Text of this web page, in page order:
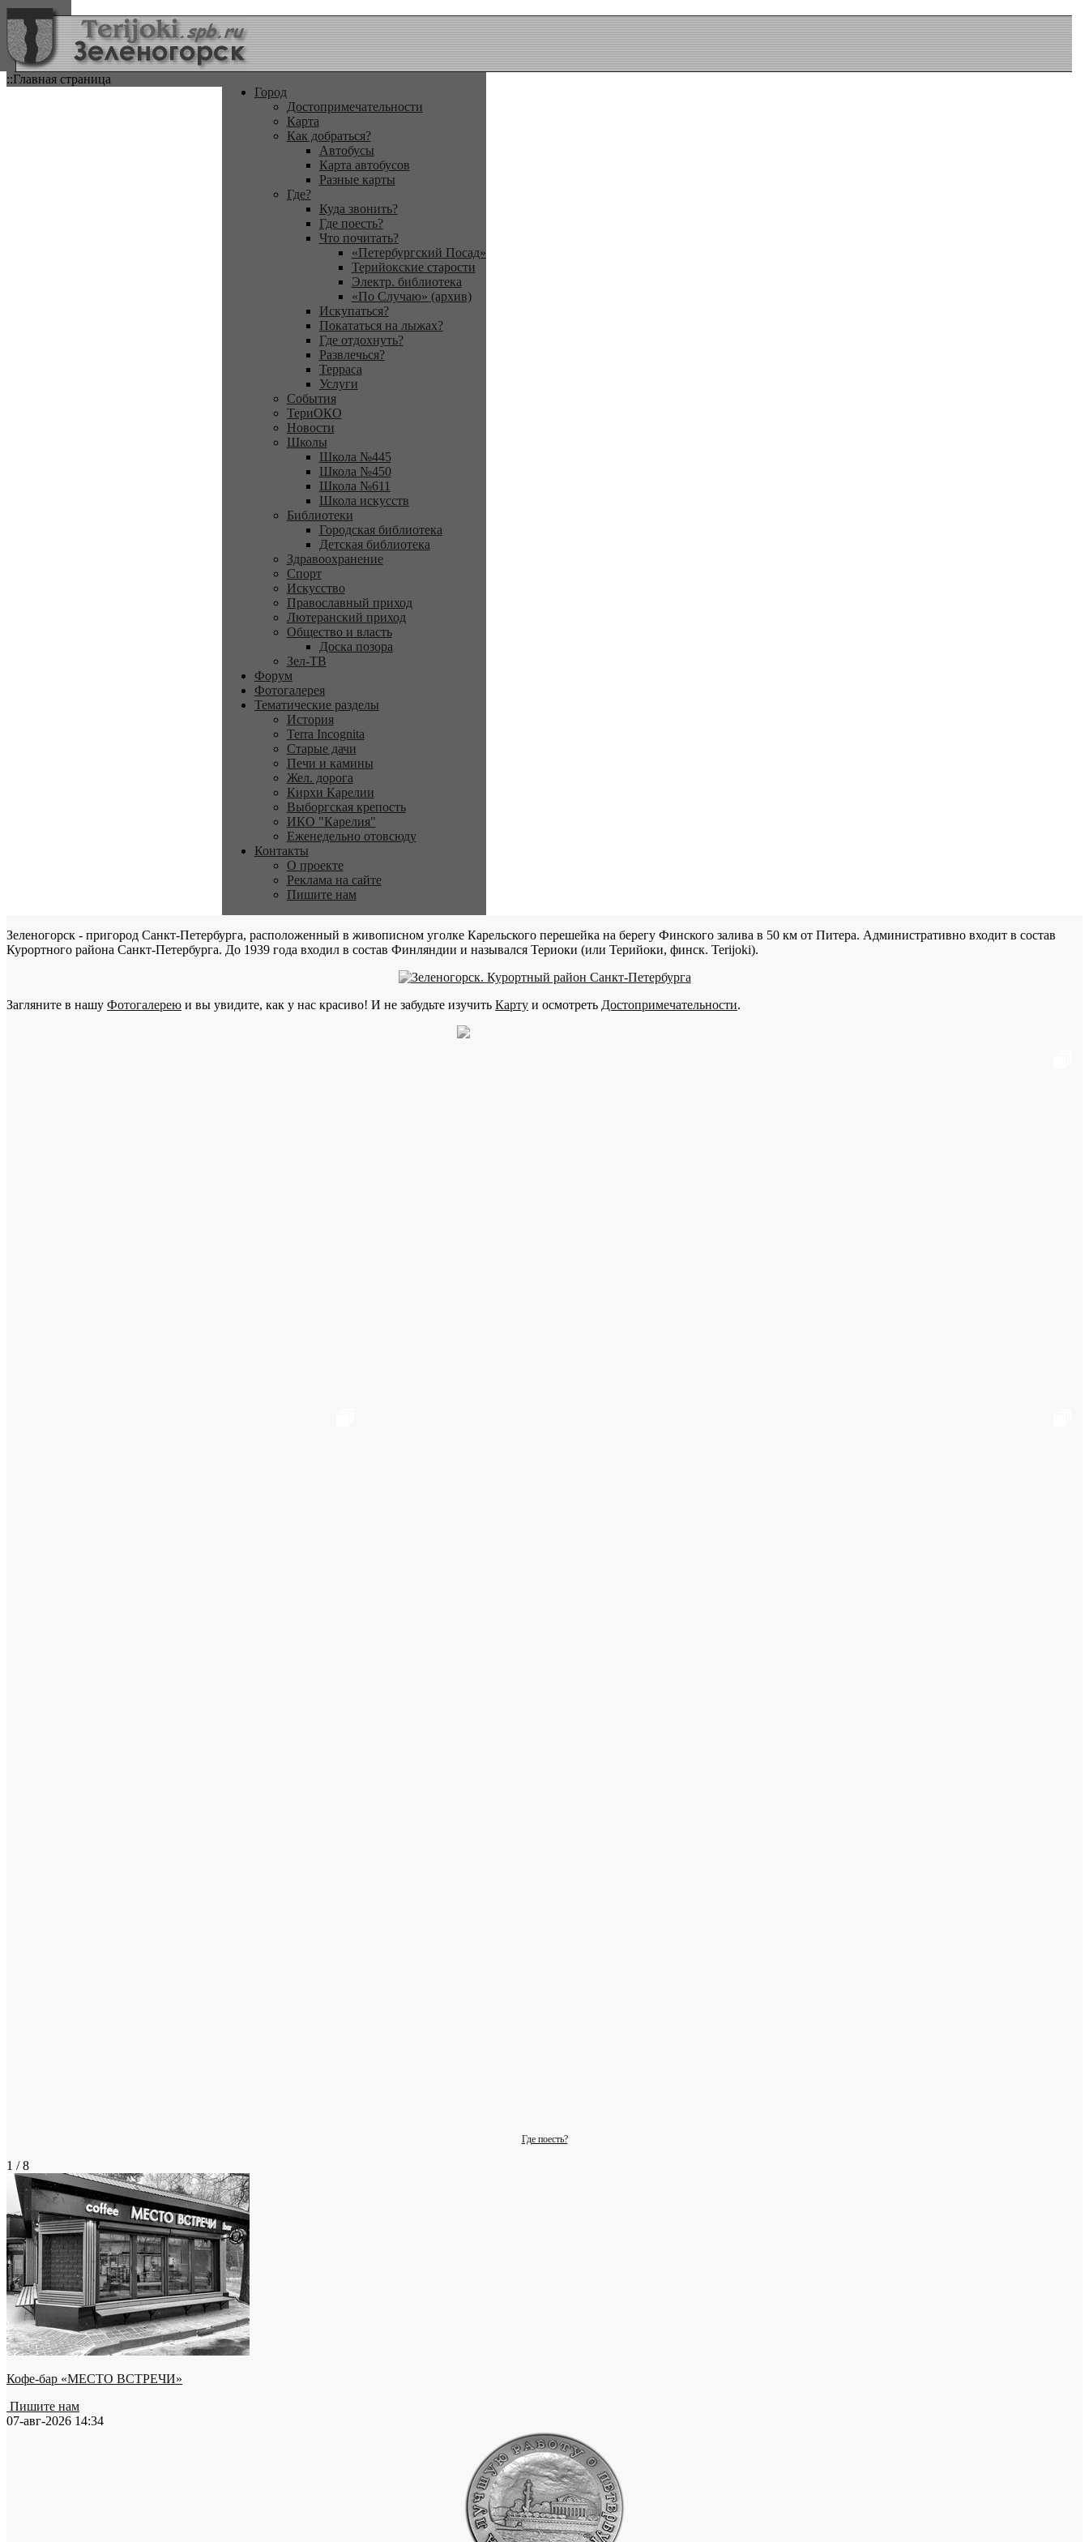
::Главная страница
Город
Достопримечательности
Карта
Как добраться?
Автобусы
Карта автобусов
Разные карты
Где?
Куда звонить?
Где поесть?
Что почитать?
«Петербургский Посад»
Терийокские старости
Электр. библиотека
«По Случаю» (архив)
Искупаться?
Покататься на лыжах?
Где отдохнуть?
Развлечься?
Терраса
Услуги
События
ТериОКО
Новости
Школы
Школа №445
Школа №450
Школа №611
Школа искусств
Библиотеки
Городская библиотека
Детская библиотека
Здравоохранение
Спорт
Искусство
Православный приход
Лютеранский приход
Общество и власть
Доска позора
Зел-ТВ
Форум
Фотогалерея
Тематические разделы
История
Terra Incognita
Старые дачи
Печи и камины
Жел. дорога
Кирхи Карелии
Выборгская крепость
ИКО "Карелия"
Еженедельно отовсюду
Контакты
О проекте
Реклама на сайте
Пишите нам
Зеленогорск - пригород Санкт-Петербурга, расположенный в живописном уголке Карельского перешейка на берегу Финского залива в 50 км от Питера. Административно входит в состав
Курортного района Санкт-Петербурга. До 1939 года входил в состав Финляндии и назывался Териоки (или Терийоки, финск. Terijoki).
Загляните в нашу Фотогалерею и вы увидите, как у нас красиво! И не забудьте изучить Карту и осмотреть Достопримечательности.
Где поесть?
1 / 8
Кофе-бар «МЕСТО ВСТРЕЧИ»
Пишите нам
07-авг-2026 14:34